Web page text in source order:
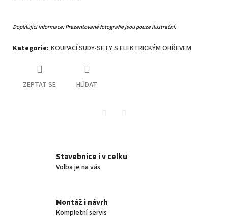
Doplňující informace: Prezentované fotografie jsou pouze ilustrační.
Kategorie: KOUPACÍ SUDY-SETY S ELEKTRICKÝM OHŘEVEM
ZEPTAT SE HLÍDAT
Stavebnice i v celku
Volba je na vás
Montáž i návrh
Kompletní servis